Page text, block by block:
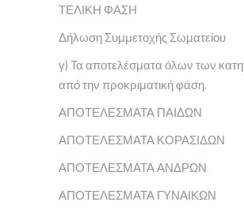
ΤΕΛΙΚΗ ΦΑΣΗ
Δήλωση Συμμετοχής Σωματείου
γ) Τα αποτελέσματα όλων των
από την προκριματική φάση.
ΑΠΟΤΕΛΕΣΜΑΤΑ ΠΑΙΔΩΝ
ΑΠΟΤΕΛΕΣΜΑΤΑ ΚΟΡΑΣΙΔΩΝ
ΑΠΟΤΕΛΕΣΜΑΤΑ ΑΝΔΡΩΝ
ΑΠΟΤΕΛΕΣΜΑΤΑ ΓΥΝΑΙΚΩΝ